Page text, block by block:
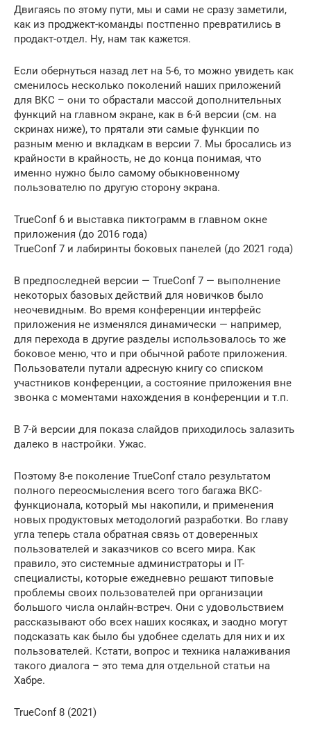
Двигаясь по этому пути, мы и сами не сразу заметили,
как из проджект-команды постпенно превратились в
продакт-отдел. Ну, нам так кажется.
Если обернуться назад лет на 5-6, то можно увидеть как
сменилось несколько поколений наших приложений
для ВКС – они то обрастали массой дополнительных
функций на главном экране, как в 6-й версии (см. на
скринах ниже), то прятали эти самые функции по
разным меню и вкладкам в версии 7. Мы бросались из
крайности в крайность, не до конца понимая, что
именно нужно было самому обыкновенному
пользователю по другую сторону экрана.
TrueConf 6 и выставка пиктограмм в главном окне
приложения (до 2016 года)
TrueConf 7 и лабиринты боковых панелей (до 2021 года)
В предпоследней версии — TrueConf 7 — выполнение
некоторых базовых действий для новичков было
неочевидным. Во время конференции интерфейс
приложения не изменялся динамически — например,
для перехода в другие разделы использовалось то же
боковое меню, что и при обычной работе приложения.
Пользователи путали адресную книгу со списком
участников конференции, а состояние приложения вне
звонка с моментами нахождения в конференции и т.п.
В 7-й версии для показа слайдов приходилось залазить
далеко в настройки. Ужас.
Поэтому 8-е поколение TrueConf стало результатом
полного переосмысления всего того багажа ВКС-
функционала, который мы накопили, и применения
новых продуктовых методологий разработки. Во главу
угла теперь стала обратная связь от доверенных
пользователей и заказчиков со всего мира. Как
правило, это системные администраторы и IT-
специалисты, которые ежедневно решают типовые
проблемы своих пользователей при организации
большого числа онлайн-встреч. Они с удовольствием
рассказывают обо всех наших косяках, и заодно могут
подсказать как было бы удобнее сделать для них и их
пользователей. Кстати, вопрос и техника налаживания
такого диалога – это тема для отдельной статьи на
Хабре.
TrueConf 8 (2021)